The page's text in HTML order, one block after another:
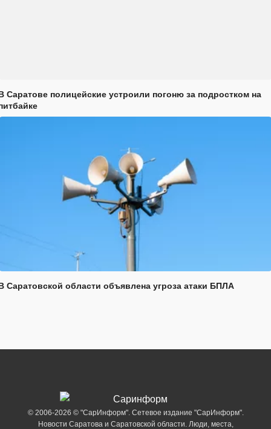
Саратове полицейские устроили погоню за подростком на
Саратовской области объявлена угроза атаки БПЛА
© 2006-2026 © "СарИнформ". Сетевое издание "СарИнформ".
Новости Саратова и Саратовской области. Люди, места,